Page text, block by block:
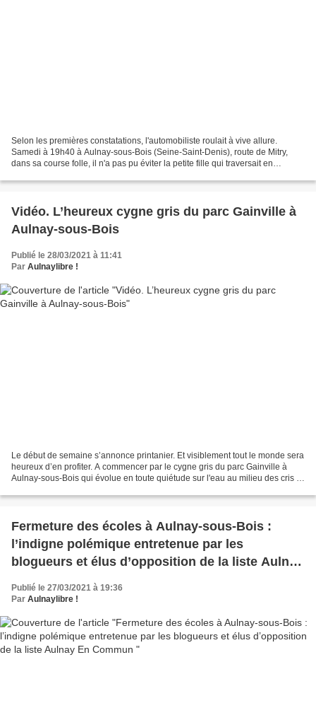
Selon les premières constatations, l'automobiliste roulait à vive allure.
Samedi à 19h40 à Aulnay-sous-Bois (Seine-Saint-Denis), route de Mitry,
dans sa course folle, il n'a pas pu éviter la petite fille qui traversait en
Vidéo. L’heureux cygne gris du parc Gainville à
Aulnay-sous-Bois
Publié le 28/03/2021 à 11:41
Par Aulnaylibre !
Le début de semaine s’annonce printanier. Et visiblement tout le monde sera
heureux d’en profiter. A commencer par le cygne gris du parc Gainville à
Aulnay-sous-Bois qui évolue en toute quiétude sur l'eau au milieu des cris et
Fermeture des écoles à Aulnay-sous-Bois :
l’indigne polémique entretenue par les
blogueurs et élus d’opposition de la liste Aulnay
En Commun
Publié le 27/03/2021 à 19:36
Par Aulnaylibre !